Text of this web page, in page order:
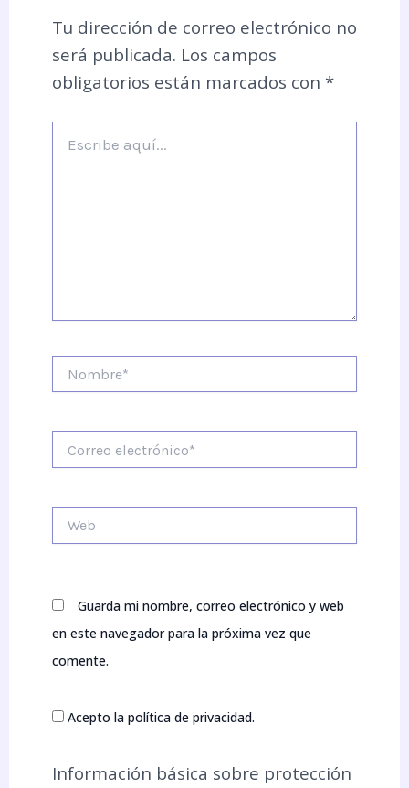
Tu dirección de correo electrónico no
será publicada. Los campos
obligatorios están marcados con *
aquí...
electrónico*
Guarda mi nombre, correo electrónico y web
en este navegador para la próxima vez que
comente.
Acepto la política de privacidad.
Información básica sobre protección